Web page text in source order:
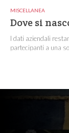
MISCELLANEA
Dove si
I dati aziendali
partecipanti a una